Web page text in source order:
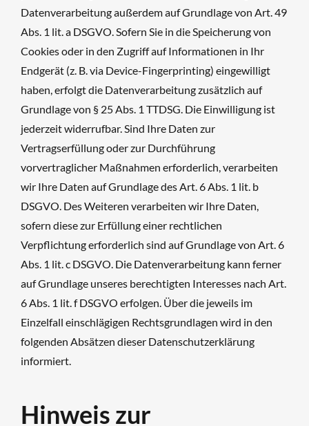
Datenverarbeitung außerdem auf Grundlage von Art. 49
Abs. 1 lit. a DSGVO. Sofern Sie in die Speicherung von
Cookies oder in den Zugriff auf Informationen in Ihr
Endgerät (z. B. via Device-Fingerprinting) eingewilligt
haben, erfolgt die Datenverarbeitung zusätzlich auf
Grundlage von § 25 Abs. 1 TTDSG. Die Einwilligung ist
jederzeit widerrufbar. Sind Ihre Daten zur
Vertragserfüllung oder zur Durchführung
vorvertraglicher Maßnahmen erforderlich, verarbeiten
wir Ihre Daten auf Grundlage des Art. 6 Abs. 1 lit. b
DSGVO. Des Weiteren verarbeiten wir Ihre Daten,
sofern diese zur Erfüllung einer rechtlichen
Verpflichtung erforderlich sind auf Grundlage von Art. 6
Abs. 1 lit. c DSGVO. Die Datenverarbeitung kann ferner
auf Grundlage unseres berechtigten Interesses nach Art.
6 Abs. 1 lit. f DSGVO erfolgen. Über die jeweils im
Einzelfall einschlägigen Rechtsgrundlagen wird in den
folgenden Absätzen dieser Datenschutzerklärung
informiert.
Hinweis zur